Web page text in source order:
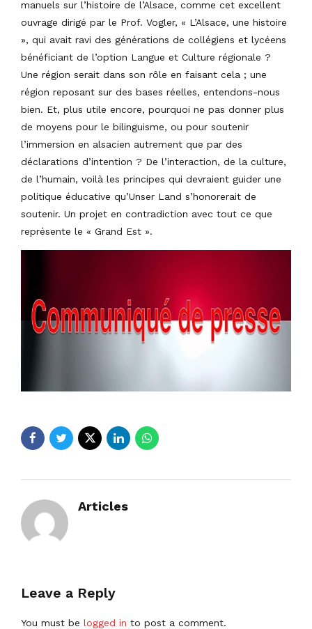
manuels sur l’histoire de l’Alsace, comme cet excellent
ouvrage dirigé par le Prof. Vogler, « L’Alsace, une histoire
», qui avait ravi des générations de collégiens et lycéens
bénéficiant de l’option Langue et Culture régionale ?
Une région serait dans son rôle en faisant cela ; une
région reposant sur des bases réelles, entendons-nous
bien. Et, plus utile encore, pourquoi ne pas donner plus
de moyens pour le bilinguisme, ou pour soutenir
l’immersion en alsacien autrement que par des
déclarations d’intention ? De l’interaction, de la culture,
de l’humain, voilà les principes qui devraient guider une
politique éducative qu’Unser Land s’honorerait de
soutenir. Un projet en contradiction avec tout ce que
représente le « Grand Est ».
Articles
Leave a Reply
You must be logged in to post a comment.